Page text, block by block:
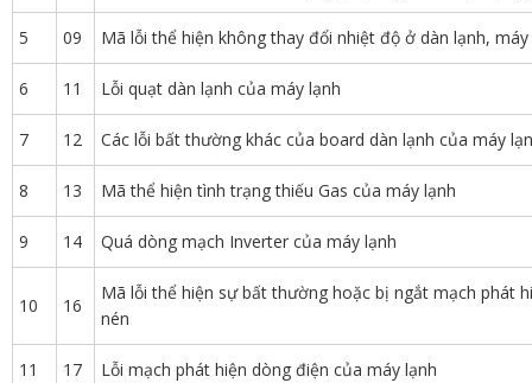
5 09 Mã lỗi thể hiện không thay đổi nhiệt độ ở dàn lạnh,
6 11 Lỗi quạt dàn lạnh của máy lạnh
7 12 Các lỗi bất thường khác của board dàn lạnh của máy
8 13 Mã thể hiện tình trạng thiếu Gas của máy lạnh
9 14 Quá dòng mạch Inverter của máy lạnh
10 16
Mã lỗi thể hiện sự bất thường hoặc bị ngắt mạch phát
nén
11 17 Lỗi mạch phát hiện dòng điện của máy lạnh